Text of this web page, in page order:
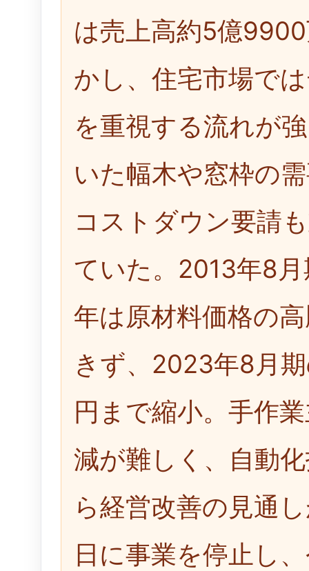
は売上高約5億
かし、住宅市場で
を重視する流れが
いた幅木や窓枠の
コストダウン要請
ていた。2013年8
年は原材料価格の
きず、2023年8月
円まで縮小。手作
減が難しく、自動
ら経営改善の見通
日に事業を停止し